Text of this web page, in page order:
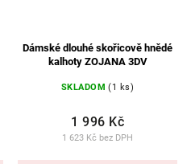
Dámské dlouhé skořicově hnědé
kalhoty ZOJANA 3DV
SKLADOM (1 ks)
1 623 Kč bez DPH
1 996 Kč